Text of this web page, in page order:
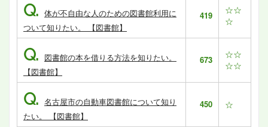
Q. 体が不自由な人のための図書館利用に
ついて知りたい。 【図書館】
419
☆☆
☆
Q. 図書館の本を借りる方法を知りたい。
【図書館】
673
☆☆
☆☆
Q. 名古屋市の自動車図書館について知り
たい。 【図書館】
450 ☆